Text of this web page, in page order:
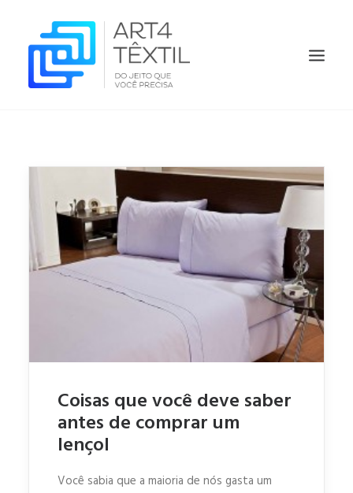
PRODUTOS
ORÇAMENTO
O QUE FAZEMOS
Coisas que você deve saber
antes de comprar um
lençol
Você sabia que a maioria de nós gasta um